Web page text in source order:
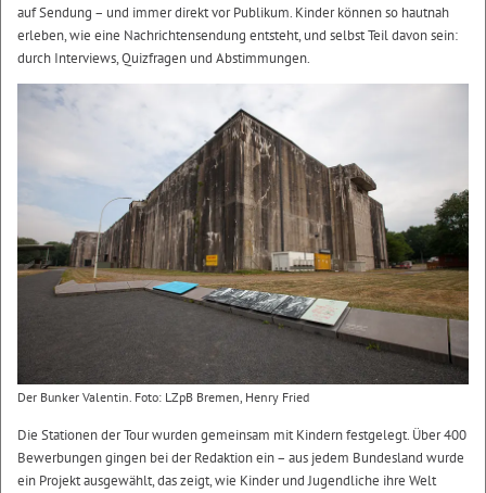
auf Sendung – und immer direkt vor Publikum. Kinder können so hautnah
erleben, wie eine Nachrichtensendung entsteht, und selbst Teil davon sein:
durch Interviews, Quizfragen und Abstimmungen.
Der Bunker Valentin. Foto: LZpB Bremen, Henry Fried
Die Stationen der Tour wurden gemeinsam mit Kindern festgelegt. Über 400
Bewerbungen gingen bei der Redaktion ein – aus jedem Bundesland wurde
ein Projekt ausgewählt, das zeigt, wie Kinder und Jugendliche ihre Welt